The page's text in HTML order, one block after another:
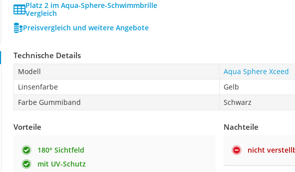
Platz 2 im Aqua-Sphere-Schwimmbrille
Vergleich
Preisvergleich und weitere Angebote
Technische Details
Modell
Aqua Sphere Xceed
Linsenfarbe
Gelb
Farbe Gummiband
Schwarz
Vorteile
180° Sichtfeld
mit UV-Schutz
Nachteile
nicht